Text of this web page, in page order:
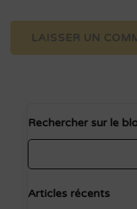
Rechercher sur le
Articles récents